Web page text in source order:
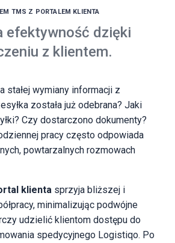
TMS Z PORTALEM KLIENTA
efektywność dzięki
z klientem.
stałej wymiany informacji z
została już odebrana? Jaki
Czy dostarczono dokumenty?
pracy często odpowiada
powtarzalnych rozmowach
klienta sprzyja bliższej i
minimalizując podwójne
udzielić klientom dostępu do
spedycyjnego Logistiqo. Po